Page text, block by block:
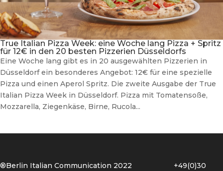
True Italian Pizza Week: eine Woche lang Pizza + Spritz
für 12€ in den 20 besten Pizzerien Düsseldorfs
Eine Woche lang gibt es in 20 ausgewählten Pizzerien in
Düsseldorf ein besonderes Angebot: 12€ für eine spezielle
Pizza und einen Aperol Spritz. Die zweite Ausgabe der True
Italian Pizza Week in Düsseldorf. Pizza mit Tomatensoße,
Mozzarella, Ziegenkäse, Birne, Rucola...
®Berlin Italian Communication 2022 +49(0)30